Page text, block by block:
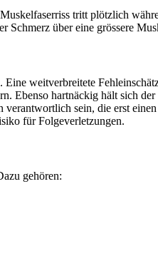
tritt plötzlich
Schmerz über eine grössere
weitverbreitete
Ebenso hartnäckig hält sich
sein, die erst
für Folgeverletzungen.
gehören: